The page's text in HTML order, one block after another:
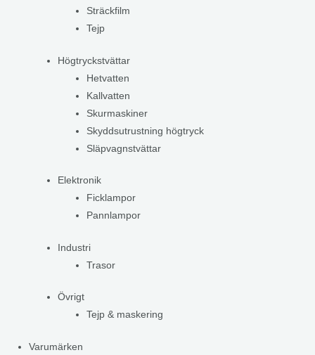
Sträckfilm
Tejp
Högtryckstvättar
Hetvatten
Kallvatten
Skurmaskiner
Skyddsutrustning högtryck
Släpvagnstvättar
Elektronik
Ficklampor
Pannlampor
Industri
Trasor
Övrigt
Tejp & maskering
Varumärken